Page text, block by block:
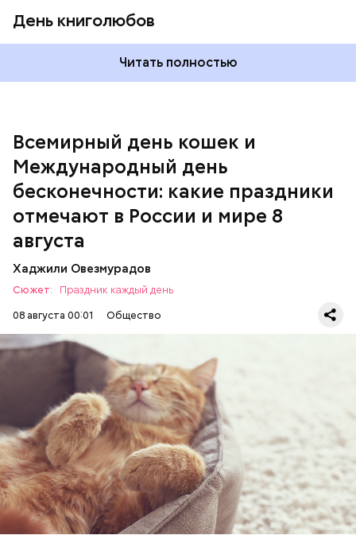
День книголюбов
Читать полностью
Всемирный день кошек и
Международный день
бесконечности: какие праздники
отмечают в России и мире 8
августа
Хаджили Овезмурадов
Сюжет:
Праздник каждый день
08 августа 00:01
Общество
Инициатором Всемирного дня кошек в 2002 году
стал международный фонд Animal Welfare. В этот
праздник котам демонстрируют свою любовь и
почитание. Можно купить своему питомцу его
любимое лакомство или новую игрушку. В
некоторых странах в эту дату открываются
специальные парки для выгуливания котов,
кошачьи магазины и другие заведения.
Международный день бесконечности
ПРАЗДНИКИ ЖИВОТНЫЕ
МАТЕМАТИКА
КОШКИ
ПСИХОЛОГИЯ